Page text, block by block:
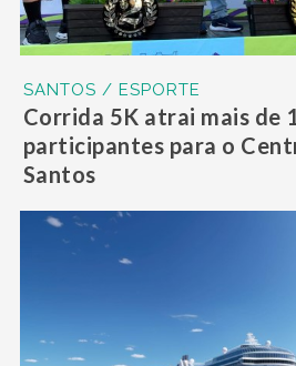
SANTOS / ESPORTE
Corrida 5K atrai mais de
participantes para o
Santos